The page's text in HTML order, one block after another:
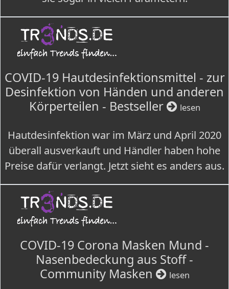
COVID-19 Hautdesinfektionsmittel - zur
Desinfektion von Händen und anderen
Körperteilen - Bestseller
lesen
Hautdesinfektion war im März und April 2020
überall ausverkauft und Händler haben hohe
Preise dafür verlangt. Jetzt sieht es anders aus.
COVID-19 Corona Masken Mund -
Nasenbedeckung aus Stoff -
Community Masken
lesen